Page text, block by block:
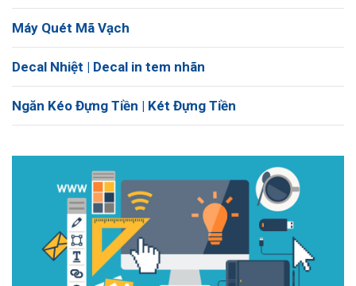
Máy Quét Mã Vạch
Decal Nhiệt | Decal in tem nhãn
Ngăn Kéo Đựng Tiền | Két Đựng Tiền